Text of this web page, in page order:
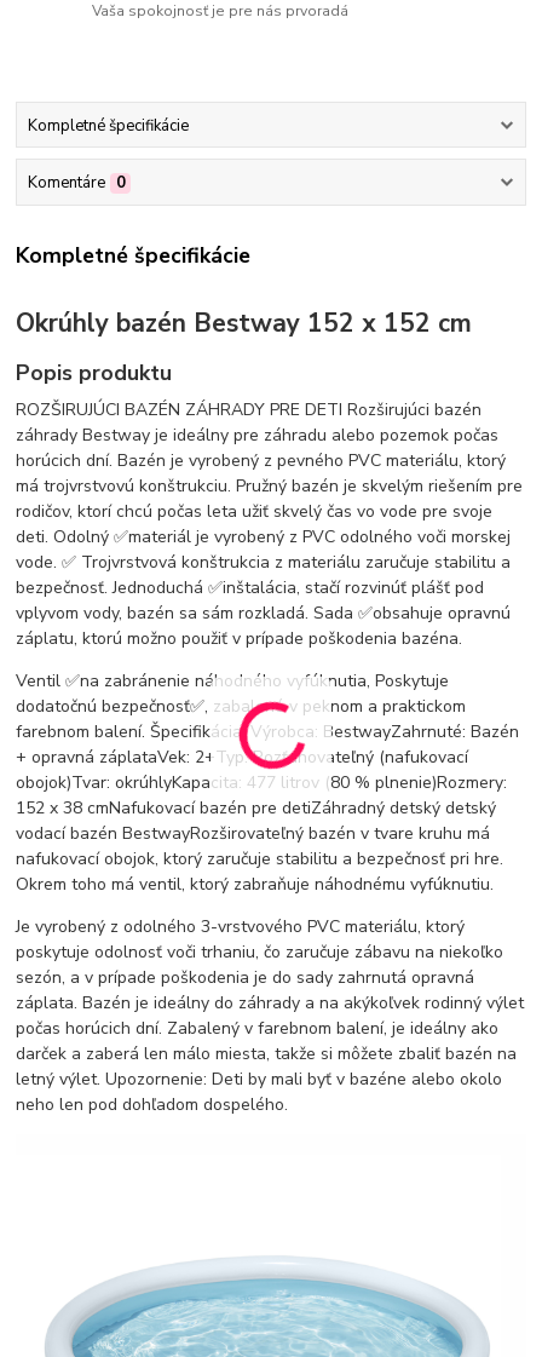
Vaša spokojnosť je pre nás prvoradá
Kompletné špecifikácie
Komentáre 0
Kompletné špecifikácie
Okrúhly bazén Bestway 152 x 152 cm
Popis produktu
ROZŠIRUJÚCI BAZÉN ZÁHRADY PRE DETI Rozširujúci bazén
záhrady Bestway je ideálny pre záhradu alebo pozemok počas
horúcich dní. Bazén je vyrobený z pevného PVC materiálu, ktorý
má trojvrstvovú konštrukciu. Pružný bazén je skvelým riešením pre
rodičov, ktorí chcú počas leta užiť skvelý čas vo vode pre svoje
deti. Odolný ✅materiál je vyrobený z PVC odolného voči morskej
vode. ✅ Trojvrstvová konštrukcia z materiálu zaručuje stabilitu a
bezpečnosť. Jednoduchá ✅inštalácia, stačí rozvinúť plášť pod
vplyvom vody, bazén sa sám rozkladá. Sada ✅obsahuje opravnú
záplatu, ktorú možno použiť v prípade poškodenia bazéna.
Ventil ✅na zabránenie náhodného vyfúknutia, Poskytuje
dodatočnú bezpečnosť✅, zabalené v peknom a praktickom
farebnom balení. Špecifikácia: Výrobca: BestwayZahrnuté: Bazén
+ opravná záplataVek: 2+Typ: Rozťahovateľný (nafukovací
obojok)Tvar: okrúhlyKapacita: 477 litrov (80 % plnenie)Rozmery:
152 x 38 cmNafukovací bazén pre detiZáhradný detský detský
vodací bazén BestwayRozširovateľný bazén v tvare kruhu má
nafukovací obojok, ktorý zaručuje stabilitu a bezpečnosť pri hre.
Okrem toho má ventil, ktorý zabraňuje náhodnému vyfúknutiu.
Je vyrobený z odolného 3-vrstvového PVC materiálu, ktorý
poskytuje odolnosť voči trhaniu, čo zaručuje zábavu na niekoľko
sezón, a v prípade poškodenia je do sady zahrnutá opravná
záplata. Bazén je ideálny do záhrady a na akýkoľvek rodinný výlet
počas horúcich dní. Zabalený v farebnom balení, je ideálny ako
darček a zaberá len málo miesta, takže si môžete zbaliť bazén na
letný výlet. Upozornenie: Deti by mali byť v bazéne alebo okolo
neho len pod dohľadom dospelého.